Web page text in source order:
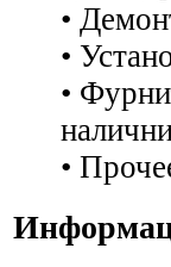
•
•
•
•